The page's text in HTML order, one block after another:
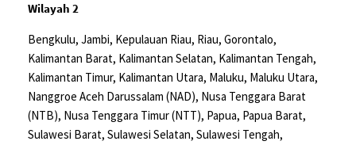
Wilayah 2
Bengkulu, Jambi, Kepulauan Riau, Riau, Gorontalo,
Kalimantan Barat, Kalimantan Selatan, Kalimantan Tengah,
Kalimantan Timur, Kalimantan Utara, Maluku, Maluku Utara,
Nanggroe Aceh Darussalam (NAD), Nusa Tenggara Barat
(NTB), Nusa Tenggara Timur (NTT), Papua, Papua Barat,
Sulawesi Barat, Sulawesi Selatan, Sulawesi Tengah,